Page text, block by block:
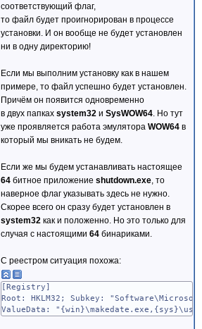
соответствующий флаг,
то файл будет проигнорирован в процессе
установки. И он вообще не будет установлен
ни в одну директорию!
Если мы выполним установку как в нашем
примере, то файл успешно будет установлен.
Причём он появится одновременно
в двух папках system32 и SysWOW64 . Но тут
уже проявляется работа эмулятора WOW64 в
который мы вникать не будем.
Если же мы будем устанавливать настоящее
64 битное приложение shutdown.exe , то
наверное флаг указывать здесь не нужно.
Скорее всего он сразу будет установлен в
system32 как и положенно. Но это только для
случая с настоящими 64 бинариками.
С реестром ситуация похожа:
[Registry]
Root: HKLM32; Subkey:
ValueData: